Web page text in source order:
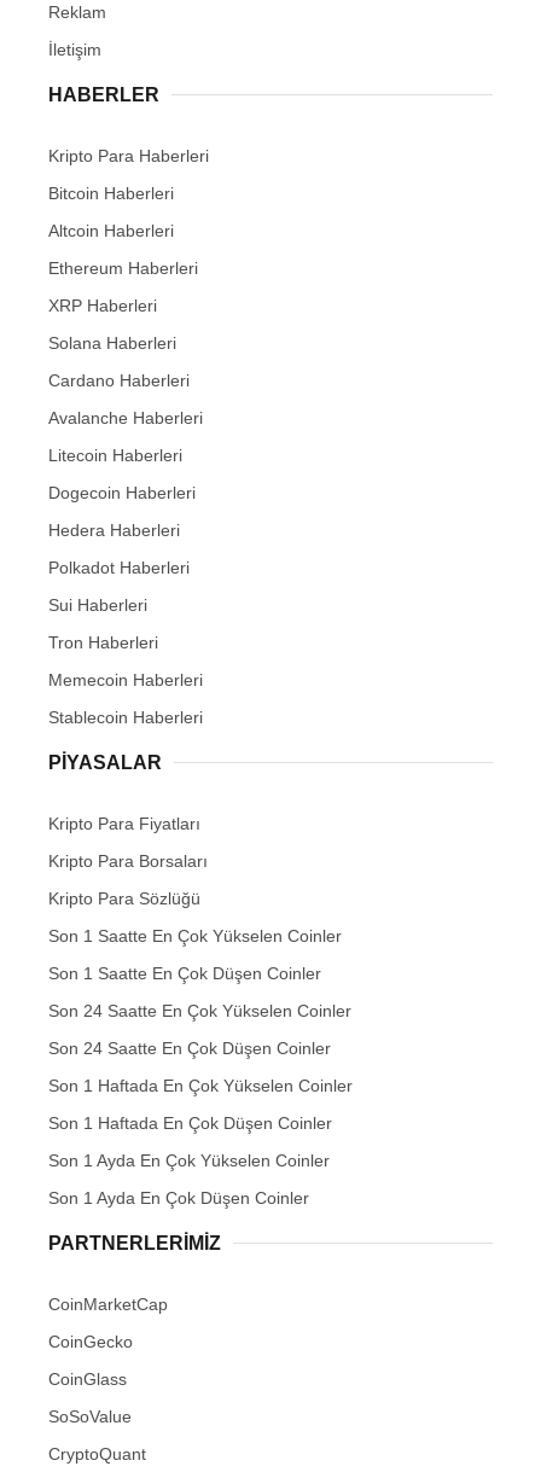
Reklam
İletişim
HABERLER
Kripto Para Haberleri
Bitcoin Haberleri
Altcoin Haberleri
Ethereum Haberleri
XRP Haberleri
Solana Haberleri
Cardano Haberleri
Avalanche Haberleri
Litecoin Haberleri
Dogecoin Haberleri
Hedera Haberleri
Polkadot Haberleri
Sui Haberleri
Tron Haberleri
Memecoin Haberleri
Stablecoin Haberleri
PIYASALAR
Kripto Para Fiyatları
Kripto Para Borsaları
Kripto Para Sözlüğü
Son 1 Saatte En Çok Yükselen Coinler
Son 1 Saatte En Çok Düşen Coinler
Son 24 Saatte En Çok Yükselen Coinler
Son 24 Saatte En Çok Düşen Coinler
Son 1 Haftada En Çok Yükselen Coinler
Son 1 Haftada En Çok Düşen Coinler
Son 1 Ayda En Çok Yükselen Coinler
Son 1 Ayda En Çok Düşen Coinler
PARTNERLERIMIZ
CoinMarketCap
CoinGecko
CoinGlass
SoSoValue
CryptoQuant